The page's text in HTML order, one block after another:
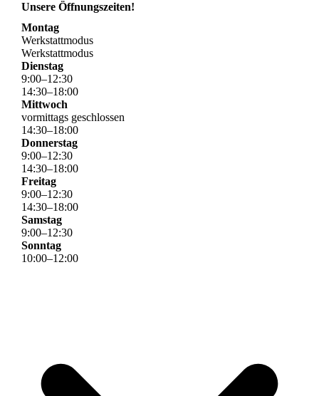
Unsere Öffnungszeiten!
Montag
Werkstattmodus
Werkstattmodus
Dienstag
9:00–12:30
14:30–18:00
Mittwoch
vormittags geschlossen
14:30–18:00
Donnerstag
9:00–12:30
14:30–18:00
Freitag
9:00–12:30
14:30–18:00
Samstag
9:00–12:30
Sonntag
10:00–12:00